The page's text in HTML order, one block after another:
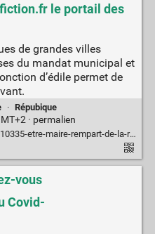
le portail des
de grandes villes
du mandat municipal et
d’édile permet de
· Répubique
· permalien
de-la-republique-force-de-la-democratie.htm
vous
Covid-